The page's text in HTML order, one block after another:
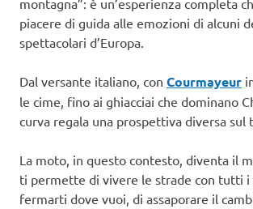
montagna”: è un’esperienza completa
piacere di guida alle emozioni di alcuni
spettacolari d’Europa.
Dal versante italiano, con Courmayeur
le cime, fino ai ghiacciai che dominano
curva regala una prospettiva diversa sul
La moto, in questo contesto, diventa il
ti permette di vivere le strade con tutti i
fermarti dove vuoi, di assaporare il